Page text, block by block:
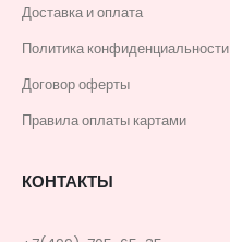
Доставка и оплата
Политика конфиденциальности
Договор оферты
Правила оплаты картами
КОНТАКТЫ